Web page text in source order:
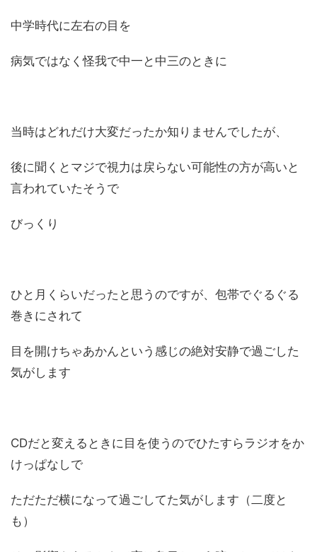
中学時代に左右の目を
病気ではなく怪我で中一と中三のときに
当時はどれだけ大変だったか知りませんでしたが、
後に聞くとマジで視力は戻らない可能性の方が高いと
言われていたそうで
びっくり
ひと月くらいだったと思うのですが、包帯でぐるぐる
巻きにされて
目を開けちゃあかんという感じの絶対安静で過ごした
気がします
CDだと変えるときに目を使うのでひたすらラジオをか
けっぱなしで
ただただ横になって過ごしてた気がします（二度と
も）